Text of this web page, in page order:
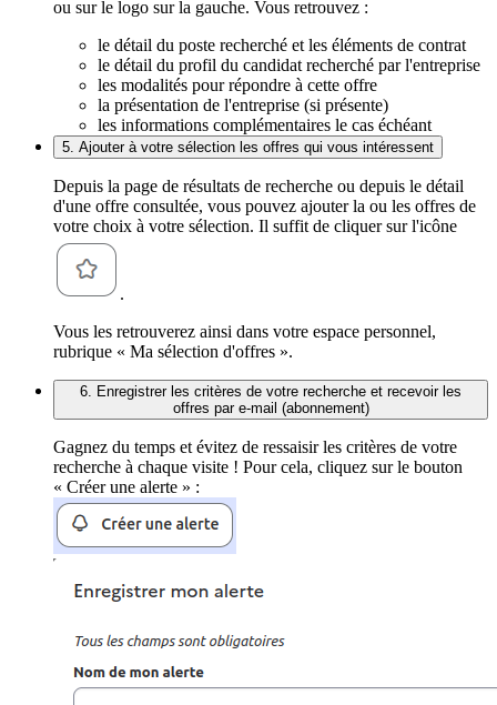
ou sur le logo sur la gauche. Vous retrouvez :
le détail du poste recherché et les éléments de contrat
le détail du profil du candidat recherché par l'entreprise
les modalités pour répondre à cette offre
la présentation de l'entreprise (si présente)
les informations complémentaires le cas échéant
5. Ajouter à votre sélection les offres qui vous intéressent
Depuis la page de résultats de recherche ou depuis le détail
d'une offre consultée, vous pouvez ajouter la ou les offres de
votre choix à votre sélection. Il suffit de cliquer sur l'icône
.
Vous les retrouverez ainsi dans votre espace personnel,
rubrique « Ma sélection d'offres ».
6. Enregistrer les critères de votre recherche et recevoir les
offres par e-mail (abonnement)
Gagnez du temps et évitez de ressaisir les critères de votre
recherche à chaque visite ! Pour cela, cliquez sur le bouton
« Créer une alerte » :